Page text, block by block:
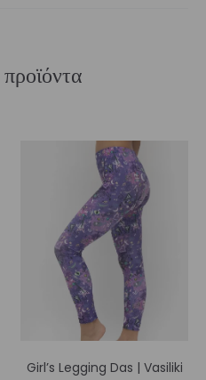
Girl’s Legging Das | Vasiliki